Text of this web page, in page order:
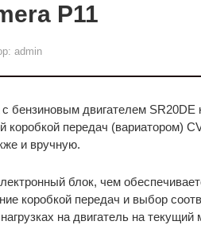
P11
admin
бензиновым двигателем SR20DE
коробкой передач (вариатором)
и вручную.
блок, чем
коробкой передач и выбор
на двигатель на текущий